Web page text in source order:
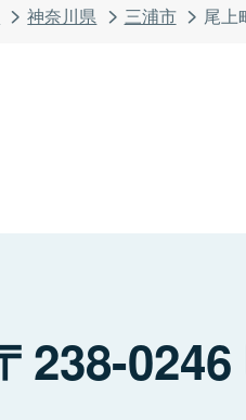
神奈川県 三浦市 尾上
238-0246